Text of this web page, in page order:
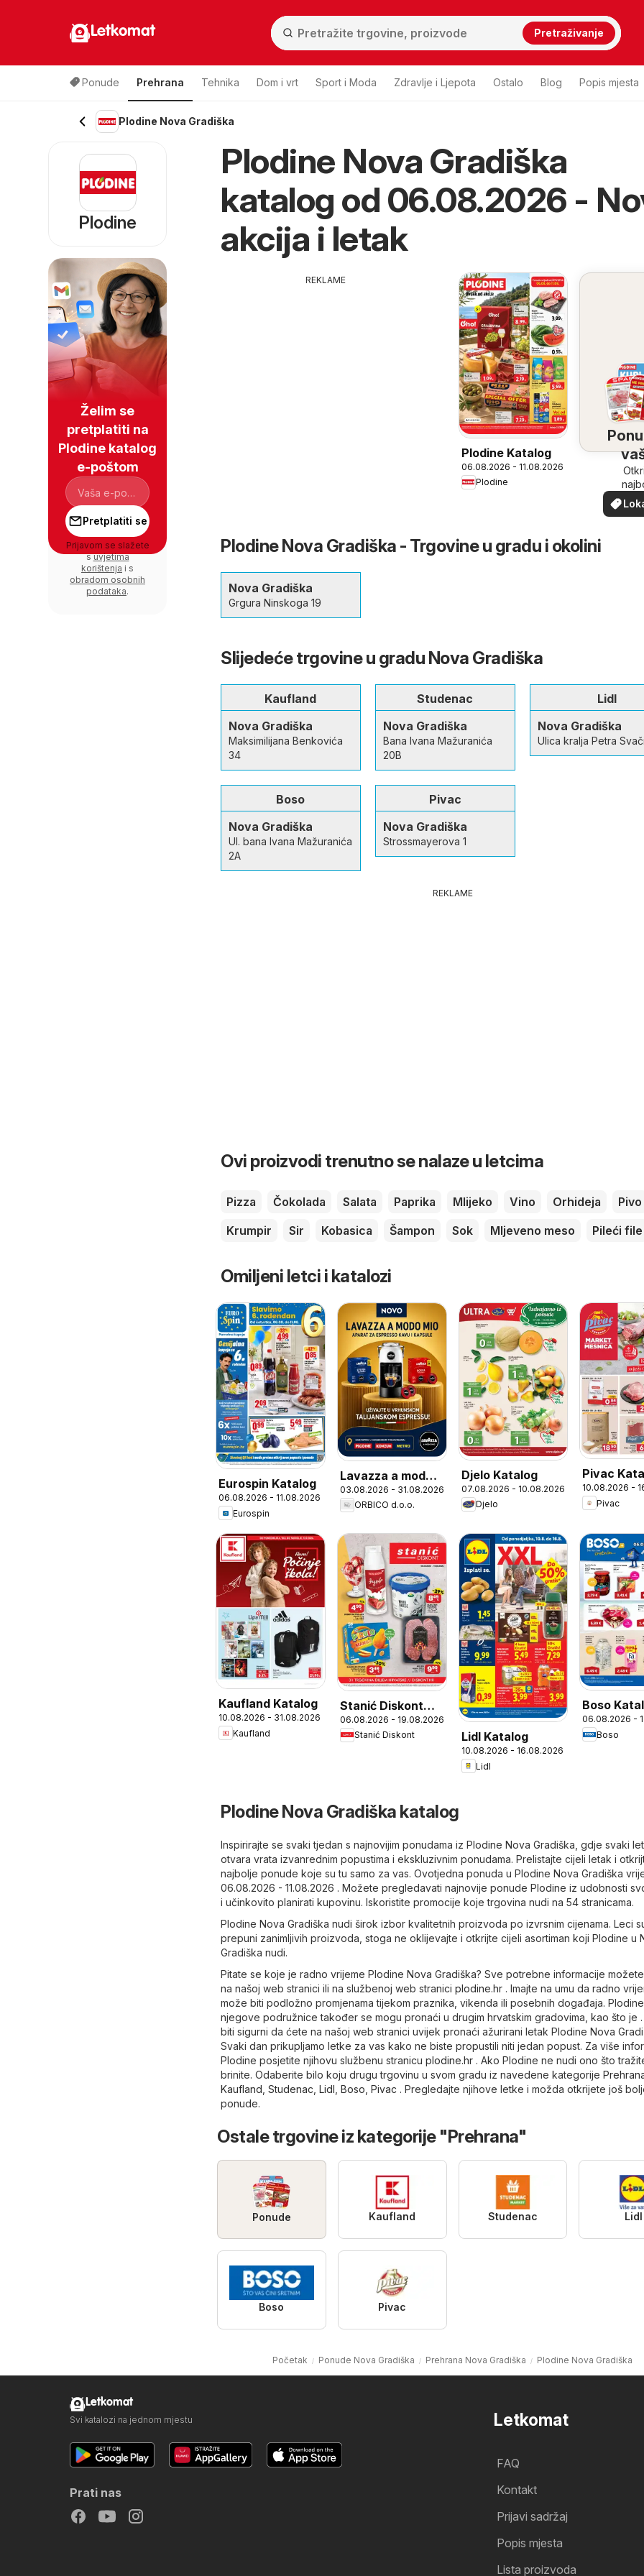
Letkomat Pretraživanje
Ponude Prehrana Tehnika Dom i vrt Sport i Moda Zdravlje i Ljepota Ostalo Blog Popis mjesta
Plodine Nova Gradiška
Plodine Nova Gradiška
katalog od 06.08.2026 -
akcija i letak
REKLAME
Plodine Katalog
06.08.2026 - 11.08.2026
Plodine
vašoj
Plodine Nova Gradiška - Trgovine u gradu i okolini
Nova Gradiška
Grgura Ninskoga 19
Slijedeće trgovine u gradu Nova Gradiška
Kaufland
Nova Gradiška
Maksimilijana Benkovića
34
Studenac
Nova Gradiška
Bana Ivana Mažuranića
20B
Lidl
Nova Gradiška
Ulica kralja Petra
Boso
Nova Gradiška
Ul. bana Ivana Mažuranića
2A
Pivac
Nova Gradiška
Strossmayerova 1
REKLAME
Ovi proizvodi trenutno se nalaze u letcima
Pizza Čokolada Salata Paprika Mlijeko Vino Orhideja
Pivo
Krumpir
Sir Kobasica Šampon Sok Mljeveno meso Pileći file
Omiljeni letci i katalozi
Eurospin Katalog
06.08.2026 - 11.08.2026
Eurospin
Lavazza a modo
mio
03.08.2026 - 31.08.2026
ORBICO d.o.o.
Djelo Katalog
07.08.2026 - 10.08.2026
Djelo
Pivac
10.08.2026 -
Pivac
Kaufland Katalog
10.08.2026 - 31.08.2026
Kaufland
Stanić Diskont
Katalog
06.08.2026 - 19.08.2026
Stanić Diskont
Lidl Katalog
10.08.2026 - 16.08.2026
Lidl
Boso
06.08.2026 -
Boso
Plodine Nova Gradiška katalog
Inspirirajte se svaki tjedan s najnovijim ponudama iz Plodine Nova Gradiška, gdje svaki
otvara vrata izvanrednim popustima i ekskluzivnim ponudama. Prelistajte cijeli letak i
najbolje ponude koje su tu samo za vas. Ovotjedna ponuda u Plodine Nova Gradiška
06.08.2026 - 11.08.2026 . Možete pregledavati najnovije ponude Plodine iz udobnosti
i učinkovito planirati kupovinu. Iskoristite promocije koje trgovina nudi na 54 stranicama.
Plodine Nova Gradiška nudi širok izbor kvalitetnih proizvoda po izvrsnim cijenama. Leci
prepuni zanimljivih proizvoda, stoga ne oklijevajte i otkrijte cijeli asortiman koji Plodine u
Gradiška nudi.
Pitate se koje je radno vrijeme Plodine Nova Gradiška? Sve potrebne informacije
na našoj web stranici ili na službenoj web stranici plodine.hr . Imajte na umu da radno
može biti podložno promjenama tijekom praznika, vikenda ili posebnih događaja.
njegove podružnice također se mogu pronaći u drugim hrvatskim gradovima, kao što je
biti sigurni da ćete na našoj web stranici uvijek pronaći ažurirani letak Plodine Nova
Svaki dan prikupljamo letke za vas kako ne biste propustili niti jedan popust. Za više
Plodine posjetite njihovu službenu stranicu plodine.hr . Ako Plodine ne nudi ono što
brinite. Odaberite bilo koju drugu trgovinu u svom gradu iz navedene kategorije
Kaufland Studenac Lidl Boso Pivac . Pregledajte njihove letke i možda otkrijete još
ponude.
Ostale trgovine iz kategorije "Prehrana"
Ponude Kaufland Studenac Lidl
Boso Pivac
Početak Ponude Nova Gradiška Prehrana Nova Gradiška Plodine Nova Gradiška
Plodine
Želim se
pretplatiti na
Plodine katalog
e-poštom
Pretplatiti se
Prijavom se slažete
suvjetima
korištenja i s
obradom osobnih
podataka.
Letkomat
FAQ
Kontakt
Prijavi sadržaj
Popis mjesta
Lista proizvoda
Letkomat
Svi katalozi na jednom mjestu
Prati nas